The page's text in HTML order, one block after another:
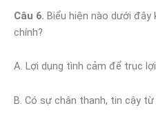
Câu 6. Biểu hiện nào dưới đây
chính?
A. Lợi dụng tình cảm để trục
B. Có sự chân thanh, tin cậy từ